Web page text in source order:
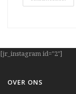
[jr_instagram id="2"]
OVER ONS